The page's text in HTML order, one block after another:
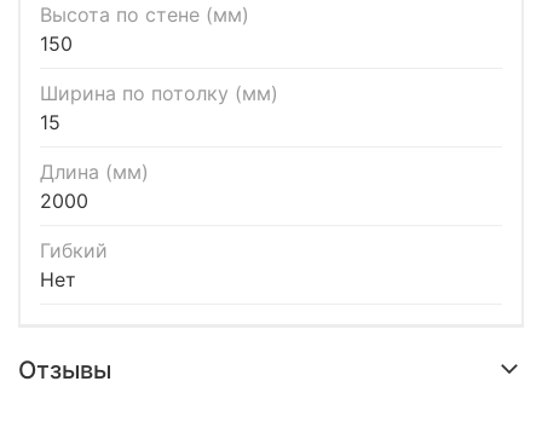
Высота по стене (мм)
150
Ширина по потолку (мм)
15
Длина (мм)
2000
Гибкий
Нет
Отзывы